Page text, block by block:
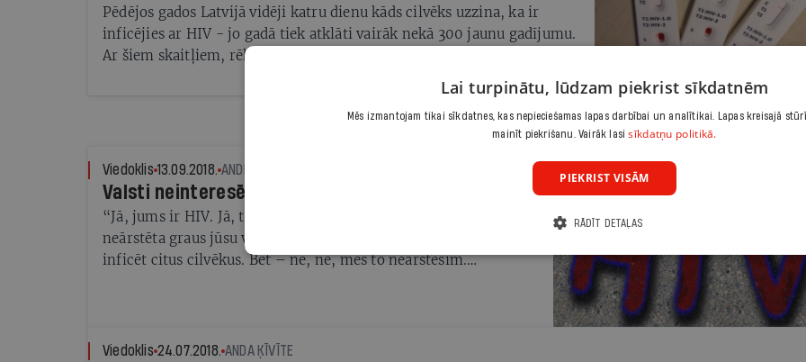
Pēdējos gados Latvijā vidēji katru dienu kāds cilvēks uzzina, ka ir
inficējies ar HIV - jo gadā tiek atklāti vairāk nekā 300 jaunu gadījumu.
Ar šiem skaitļiem, rēķinot uz iedzīvotāju skaitu, diemžēl ieņemam
Viedoklis 13.09.2018. ANDRIS VEIĶENIEKS
Valsti neinteresē samazināt HIV izplatību
“Jā, jums ir HIV. Jā, tā ir hroniska infekcijas slimība, kas
neārstēta graus jūsu veselību un visu laiku pastāvēs iespēja
inficēt citus cilvēkus. Bet – nē, nē, mēs to neārstēsim.
Viedoklis 24.07.2018. ANDA ĶĪVĪTE
Lai turpinātu, lūdzam piekrist sīkdatnēm
Mēs izmantojam tikai sīkdatnes, kas nepieciešamas lapas darbībai un analītikai. Lapas kreisajā
mainīt piekrišanu. Vairāk lasisīkdatņu politikā.
PIEKRIST VISĀM
RĀDĪT DETAĻAS